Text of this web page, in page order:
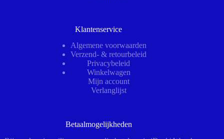
Klantenservice
Algemene voorwaarden
Verzend- & retourbeleid
Privacybeleid
Winkelwagen
Mijn account
Verlanglijst
Betaalmogelijkheden